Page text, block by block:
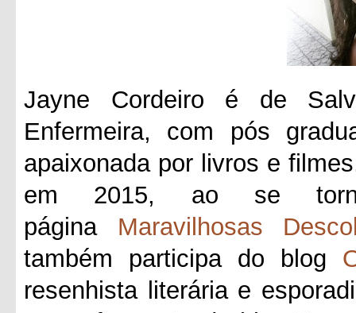
Jayne Cordeiro é de
Enfermeira, com pós
apaixonada por livros e
em 2015, ao se
página Maravilhosas
também participa do blog
resenhista literária e